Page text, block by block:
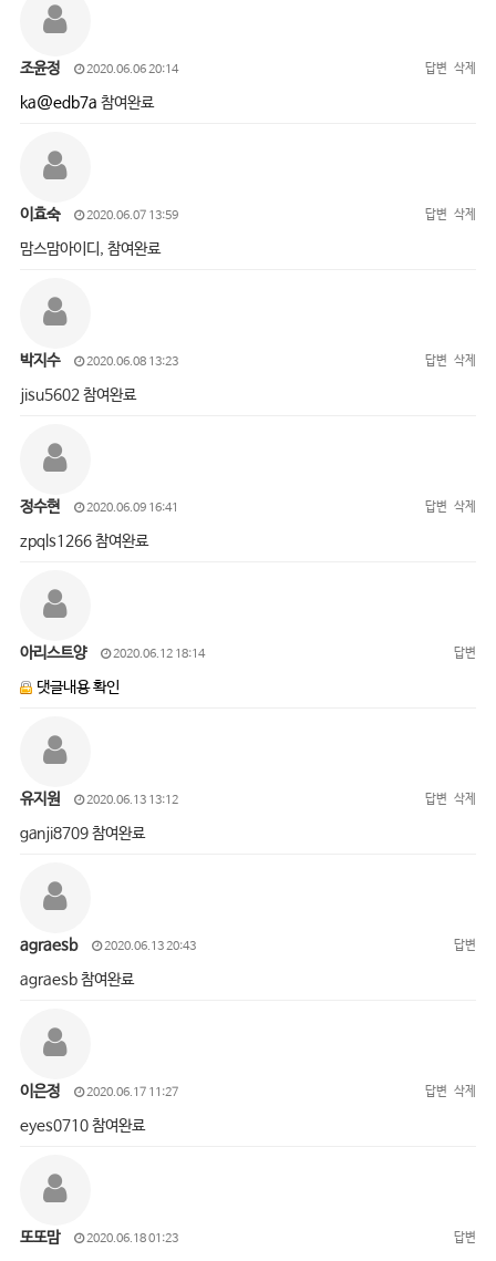
조윤정 2020.06.06 20:14 답변 삭제
ka@edb7a 참여완료
이효숙 2020.06.07 13:59 답변 삭제
맘스맘아이디, 참여완료
박지수 2020.06.08 13:23 답변 삭제
jisu5602 참여완료
정수현 2020.06.09 16:41 답변 삭제
zpqls1266 참여완료
아리스트양 2020.06.12 18:14 답변
댓글내용 확인
유지원 2020.06.13 13:12 답변 삭제
ganji8709 참여완료
agraesb 2020.06.13 20:43 답변
agraesb 참여완료
이은정 2020.06.17 11:27 답변 삭제
eyes0710 참여완료
또또맘 2020.06.18 01:23 답변